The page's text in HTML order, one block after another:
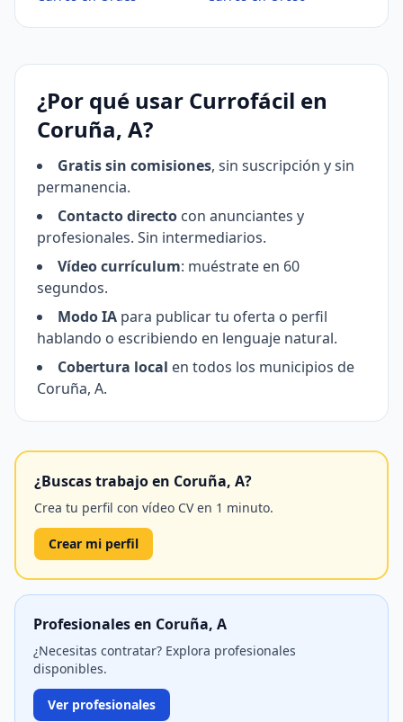
¿Por qué usar Currofácil en
Coruña, A?
Gratis sin comisiones, sin suscripción y sin
permanencia.
Contacto directo con anunciantes y
profesionales. Sin intermediarios.
Vídeo currículum: muéstrate en 60
segundos.
Modo IA para publicar tu oferta o perfil
hablando o escribiendo en lenguaje natural.
Cobertura local en todos los municipios de
Coruña, A.
¿Buscas trabajo en Coruña, A?
Crea tu perfil con vídeo CV en 1 minuto.
Crear mi perfil
Profesionales en Coruña, A
¿Necesitas contratar? Explora profesionales
disponibles.
Ver profesionales